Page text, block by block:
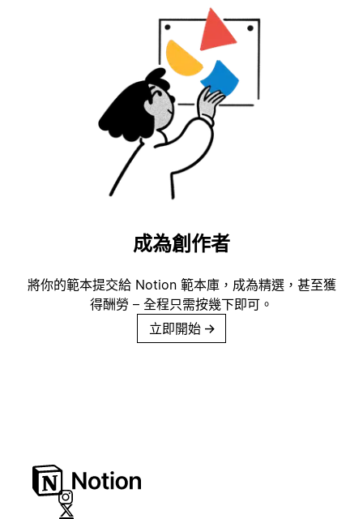
成為創作者
將你的範本提交給 Notion 範本庫，成為精選，甚至獲
得酬勞 – 全程只需按幾下即可。
立即開始 →